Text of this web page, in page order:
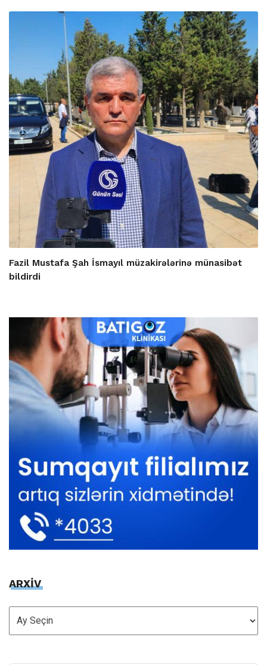
Fazil Mustafa Şah İsmayıl müzakirələrinə münasibət
bildirdi
ARXİV
ARXİV